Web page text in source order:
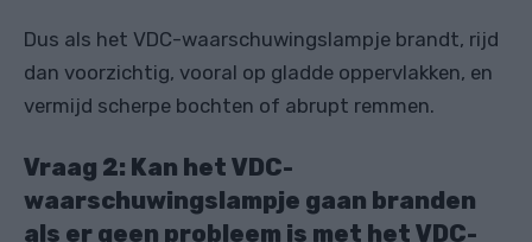
Dus als het VDC-waarschuwingslampje brandt, rijd
dan voorzichtig, vooral op gladde oppervlakken, en
vermijd scherpe bochten of abrupt remmen.
Vraag 2: Kan het VDC-
waarschuwingslampje gaan branden
als er geen probleem is met het VDC-